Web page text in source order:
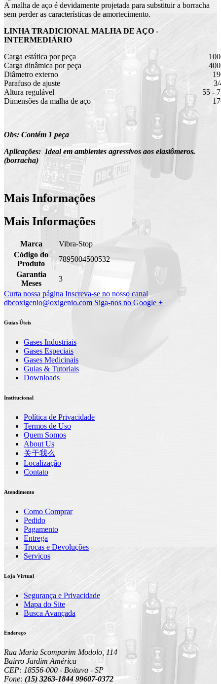
A malha de aço é devidamente projetada para substituir a borracha
sem perder as características de amortecimento.
LINHA TRADICIONAL MALHA DE AÇO -
INTERMEDIÁRIO
Carga estática por peça
Carga dinâmica por peça
Diâmetro externo
Parafuso de ajuste
Altura regulável
55 -
Dimensões da malha de aço
Obs: Contém 1 peça
Aplicações: Ideal em ambientes agressivos aos elastômeros.
(borracha)
Mais Informações
Mais Informações
Marca
Vibra-Stop
Código do
Produto
7895004500532
Garantia
Meses
3
Curta nossa página Inscreva-se no nosso canal
dbcoxigenio@oxigenio.com Siga-nos no Google +
Guias Úteis
Gases Industriais
Gases Especiais
Gases Medicinais
Guias & Tutoriais
Downloads
Institucional
Política de Privacidade
Termos de Uso
Quem Somos
About Us
关于我么
Localização
Contato
Atendimento
Como Comprar
Pedido
Pagamento
Entrega
Trocas e Devoluções
Serviços
Loja Virtual
Segurança e Privacidade
Mapa do Site
Busca Avançada
Endereço
Rua Maria Scomparim Modolo, 114
Bairro Jardim América
CEP: 18556-000 - Boituva - SP
Fone: (15) 3263-1844 99607-0372